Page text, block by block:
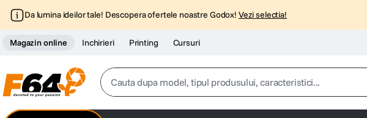
Da lumina ideilor tale! Descopera ofertele noastre Godox! Vezi selectia!
Magazin online Inchirieri Printing Cursuri
Cauta dupa model, tipul produsului, caracteristici...